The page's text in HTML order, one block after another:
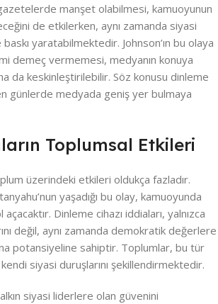
manşet olabilmesi, kamuoyunun
de etkilerken, aynı zamanda siyasi
yaratabilmektedir. Johnson’ın bu olaya
demeç vermemesi, medyanın konuya
da keskinleştirilebilir. Söz konusu dinleme
günlerde medyada geniş yer bulmaya
Toplumsal Etkileri
üzerindeki etkileri oldukça fazladır.
yaşadığı bu olay, kamuoyunda
Dinleme cihazı iddiaları, yalnızca
değil, aynı zamanda demokratik değerlere
potansiyeline sahiptir. Toplumlar, bu tür
siyasi duruşlarını şekillendirmektedir.
siyasi liderlere olan güvenini